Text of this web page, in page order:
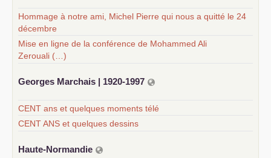
Hommage à notre ami, Michel Pierre qui nous a quitté le 24
décembre
Mise en ligne de la conférence de Mohammed Ali
Zerouali (…)
Georges Marchais | 1920-1997
CENT ans et quelques moments télé
CENT ANS et quelques dessins
Haute-Normandie